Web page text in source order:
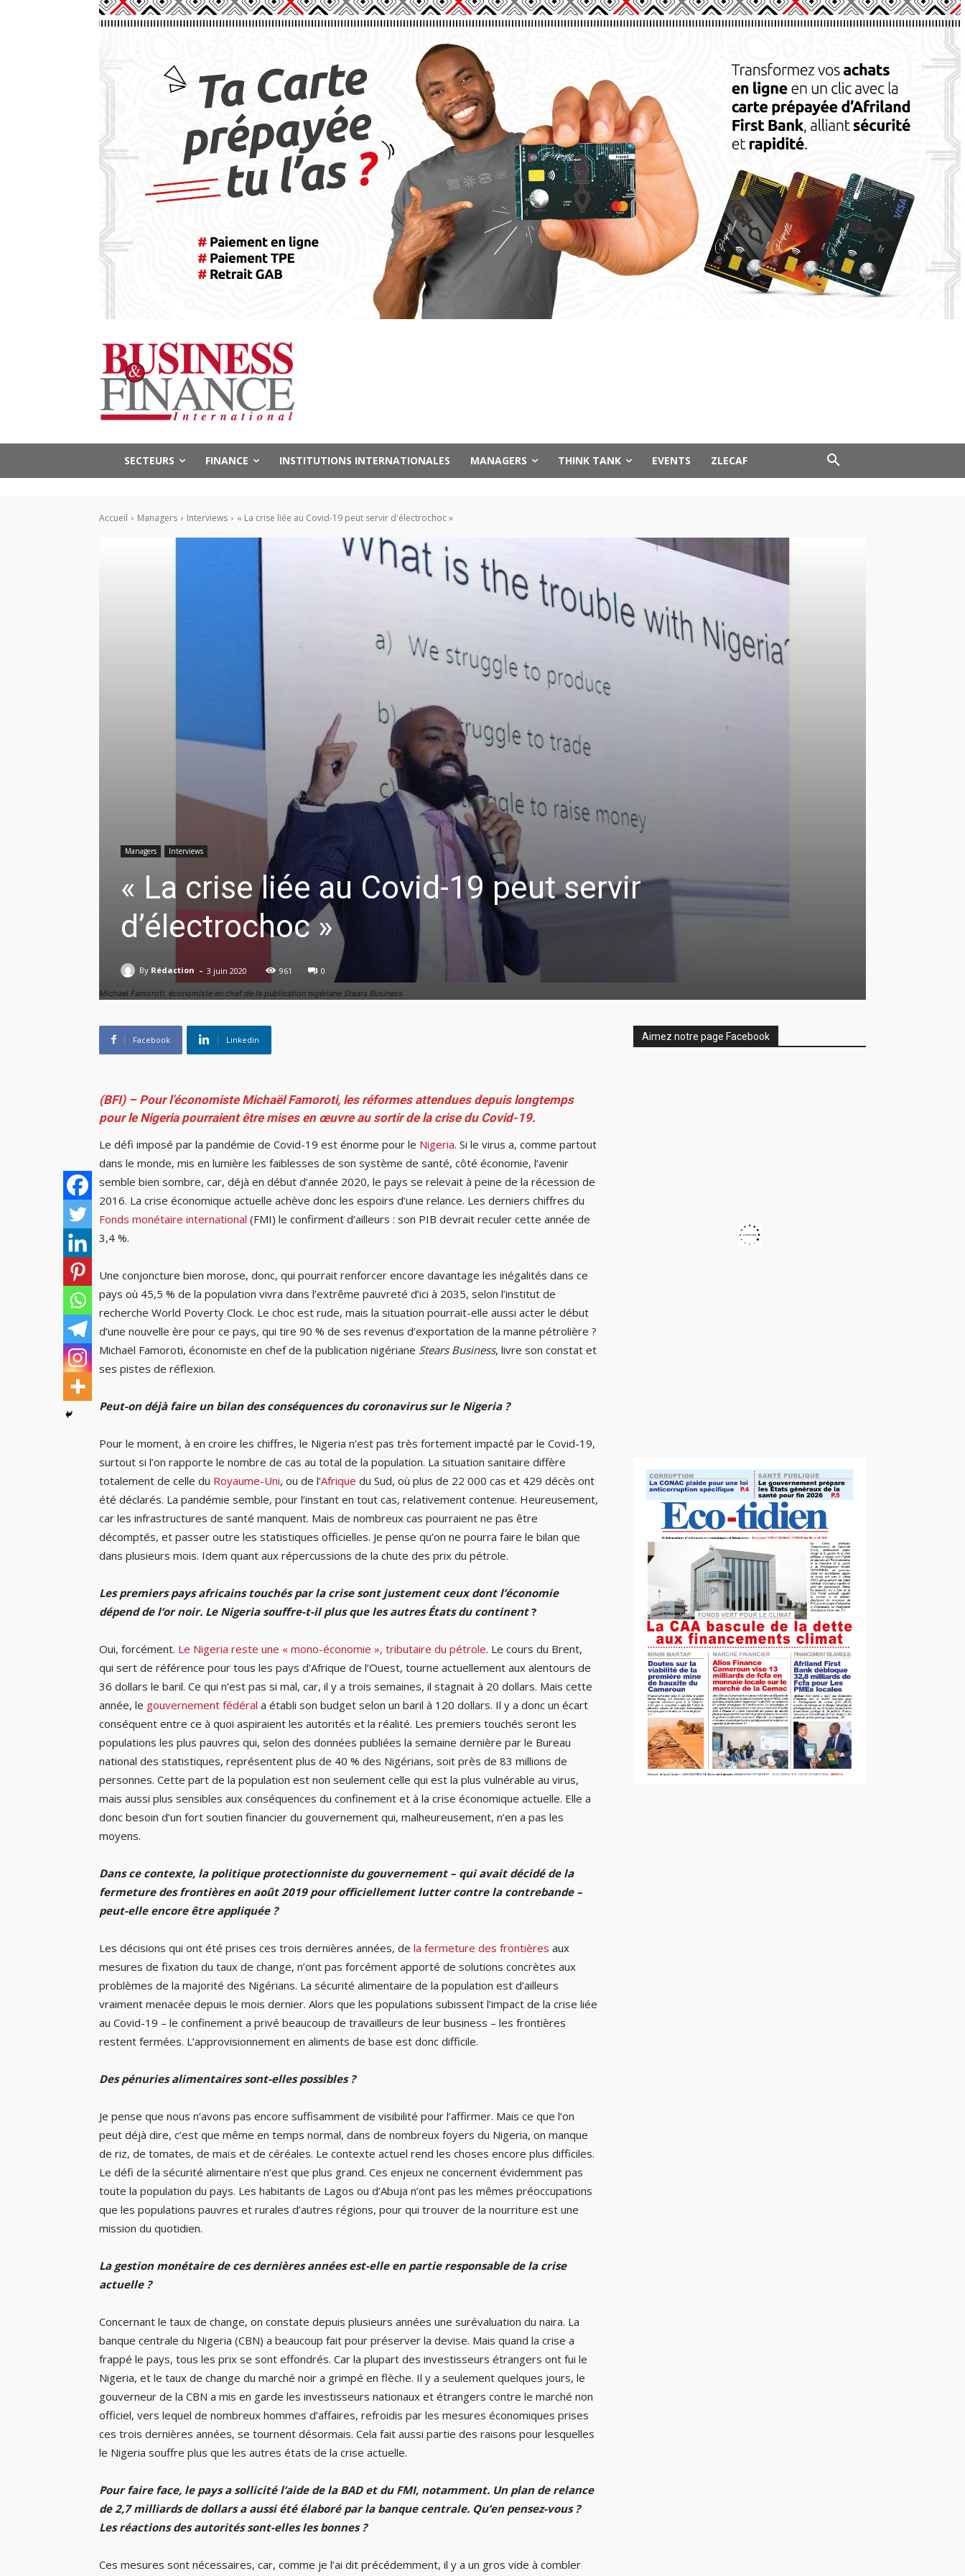
SECTEURS FINANCE INSTITUTIONS INTERNATIONALES MANAGERS THINK TANK EVENTS ZLECAF
Accueil Managers Interviews « La crise liée au Covid-19 peut servir d'électrochoc »
Michael Famoroti, économiste en chef de la publication nigériane Stears Business
Managers Interviews
« La crise liée au Covid-19 peut servir
d’électrochoc »
By Rédaction - 3 juin 2020 961 0
Facebook Linkedin
(BFI) – Pour l’économiste Michaël Famoroti, les réformes attendues depuis longtemps
pour le Nigeria pourraient être mises en œuvre au sortir de la crise du Covid-19.
Le défi imposé par la pandémie de Covid-19 est énorme pour le Nigeria. Si le virus a, comme partout
dans le monde, mis en lumière les faiblesses de son système de santé, côté économie, l’avenir
semble bien sombre, car, déjà en début d’année 2020, le pays se relevait à peine de la récession de
2016. La crise économique actuelle achève donc les espoirs d’une relance. Les derniers chiffres du
Fonds monétaire international (FMI) le confirment d’ailleurs : son PIB devrait reculer cette année de
3,4 %.
Une conjoncture bien morose, donc, qui pourrait renforcer encore davantage les inégalités dans ce
pays où 45,5 % de la population vivra dans l’extrême pauvreté d’ici à 2035, selon l’institut de
recherche World Poverty Clock. Le choc est rude, mais la situation pourrait-elle aussi acter le début
d’une nouvelle ère pour ce pays, qui tire 90 % de ses revenus d’exportation de la manne pétrolière ?
Michaël Famoroti, économiste en chef de la publication nigériane Stears Business, livre son constat et
ses pistes de réflexion.
Peut-on déjà faire un bilan des conséquences du coronavirus sur le Nigeria ?
Pour le moment, à en croire les chiffres, le Nigeria n’est pas très fortement impacté par le Covid-19,
surtout si l’on rapporte le nombre de cas au total de la population. La situation sanitaire diffère
totalement de celle du Royaume-Uni, ou de l’Afrique du Sud, où plus de 22 000 cas et 429 décès ont
été déclarés. La pandémie semble, pour l’instant en tout cas, relativement contenue. Heureusement,
car les infrastructures de santé manquent. Mais de nombreux cas pourraient ne pas être
décomptés, et passer outre les statistiques officielles. Je pense qu’on ne pourra faire le bilan que
dans plusieurs mois. Idem quant aux répercussions de la chute des prix du pétrole.
Les premiers pays africains touchés par la crise sont justement ceux dont l’économie
dépend de l’or noir. Le Nigeria souffre-t-il plus que les autres États du continent?
Oui, forcément. Le Nigeria reste une « mono-économie », tributaire du pétrole. Le cours du Brent,
qui sert de référence pour tous les pays d’Afrique de l’Ouest, tourne actuellement aux alentours de
36 dollars le baril. Ce qui n’est pas si mal, car, il y a trois semaines, il stagnait à 20 dollars. Mais cette
année, le gouvernement fédéral a établi son budget selon un baril à 120 dollars. Il y a donc un écart
conséquent entre ce à quoi aspiraient les autorités et la réalité. Les premiers touchés seront les
populations les plus pauvres qui, selon des données publiées la semaine dernière par le Bureau
national des statistiques, représentent plus de 40 % des Nigérians, soit près de 83 millions de
personnes. Cette part de la population est non seulement celle qui est la plus vulnérable au virus,
mais aussi plus sensibles aux conséquences du confinement et à la crise économique actuelle. Elle a
donc besoin d’un fort soutien financier du gouvernement qui, malheureusement, n’en a pas les
moyens.
Dans ce contexte, la politique protectionniste du gouvernement – qui avait décidé de la
fermeture des frontières en août 2019 pour officiellement lutter contre la contrebande –
peut-elle encore être appliquée ?
Les décisions qui ont été prises ces trois dernières années, de la fermeture des frontières aux
mesures de fixation du taux de change, n’ont pas forcément apporté de solutions concrètes aux
problèmes de la majorité des Nigérians. La sécurité alimentaire de la population est d’ailleurs
vraiment menacée depuis le mois dernier. Alors que les populations subissent l’impact de la crise liée
au Covid-19 – le confinement a privé beaucoup de travailleurs de leur business – les frontières
restent fermées. L’approvisionnement en aliments de base est donc difficile.
Des pénuries alimentaires sont-elles possibles ?
Je pense que nous n’avons pas encore suffisamment de visibilité pour l’affirmer. Mais ce que l’on
peut déjà dire, c’est que même en temps normal, dans de nombreux foyers du Nigeria, on manque
de riz, de tomates, de maïs et de céréales. Le contexte actuel rend les choses encore plus difficiles.
Le défi de la sécurité alimentaire n’est que plus grand. Ces enjeux ne concernent évidemment pas
toute la population du pays. Les habitants de Lagos ou d’Abuja n’ont pas les mêmes préoccupations
que les populations pauvres et rurales d’autres régions, pour qui trouver de la nourriture est une
mission du quotidien.
La gestion monétaire de ces dernières années est-elle en partie responsable de la crise
actuelle ?
Concernant le taux de change, on constate depuis plusieurs années une surévaluation du naira. La
banque centrale du Nigeria (CBN) a beaucoup fait pour préserver la devise. Mais quand la crise a
frappé le pays, tous les prix se sont effondrés. Car la plupart des investisseurs étrangers ont fui le
Nigeria, et le taux de change du marché noir a grimpé en flèche. Il y a seulement quelques jours, le
gouverneur de la CBN a mis en garde les investisseurs nationaux et étrangers contre le marché non
officiel, vers lequel de nombreux hommes d’affaires, refroidis par les mesures économiques prises
ces trois dernières années, se tournent désormais. Cela fait aussi partie des raisons pour lesquelles
le Nigeria souffre plus que les autres états de la crise actuelle.
Pour faire face, le pays a sollicité l’aide de la BAD et du FMI, notamment. Un plan de relance
de 2,7 milliards de dollars a aussi été élaboré par la banque centrale. Qu’en pensez-vous ?
Les réactions des autorités sont-elles les bonnes ?
Ces mesures sont nécessaires, car, comme je l’ai dit précédemment, il y a un gros vide à combler
Aimez notre page Facebook